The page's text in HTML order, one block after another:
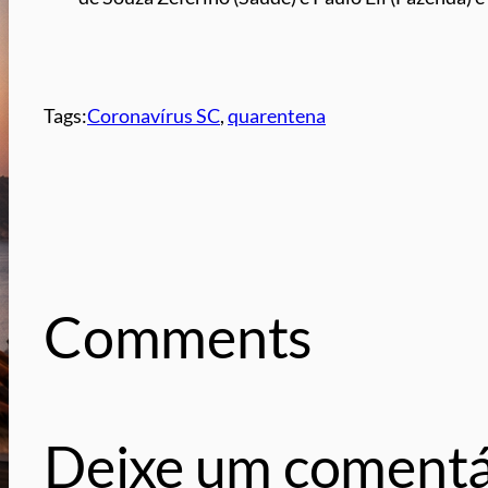
Tags:Coronavírus SC, quarentena
Comments
Deixe um